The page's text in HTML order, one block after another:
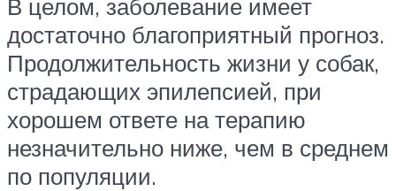
В целом, заболевание имеет
достаточно благоприятный прогноз.
Продолжительность жизни у собак,
страдающих эпилепсией, при
хорошем ответе на терапию
незначительно ниже, чем в среднем
по популяции.